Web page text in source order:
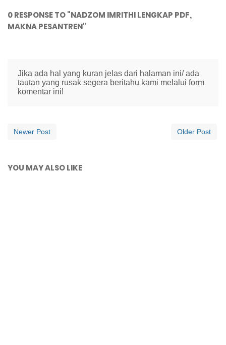
0 RESPONSE TO "NADZOM IMRITHI LENGKAP PDF,
MAKNA PESANTREN"
Jika ada hal yang kuran jelas dari halaman ini/ ada
tautan yang rusak segera beritahu kami melalui form
komentar ini!
Newer Post Older Post
YOU MAY ALSO LIKE